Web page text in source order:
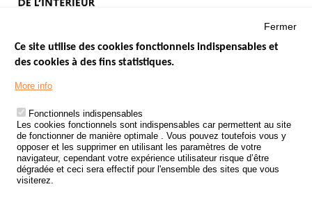
Menu
Footer
LES SITES PUBLICS
ÉTAT DE L’INSÉCURITÉ ROUTIÈRE
TRAITEMENT DES DONNÉES PERSONNELLES DES ACCIDENTS DE
LA ROUTE
ETUDES ET RECHERCHES
APPEL À PROJETS
Fermer
Ce site utilise des cookies fonctionnels indispensables et
des cookies à des fins statistiques.
More info
Fonctionnels indispensables
Les cookies fonctionnels sont indispensables car permettent au site
de fonctionner de manière optimale . Vous pouvez toutefois vous y
opposer et les supprimer en utilisant les paramètres de votre
navigateur, cependant votre expérience utilisateur risque d’être
dégradée et ceci sera effectif pour l'ensemble des sites que vous
visiterez.